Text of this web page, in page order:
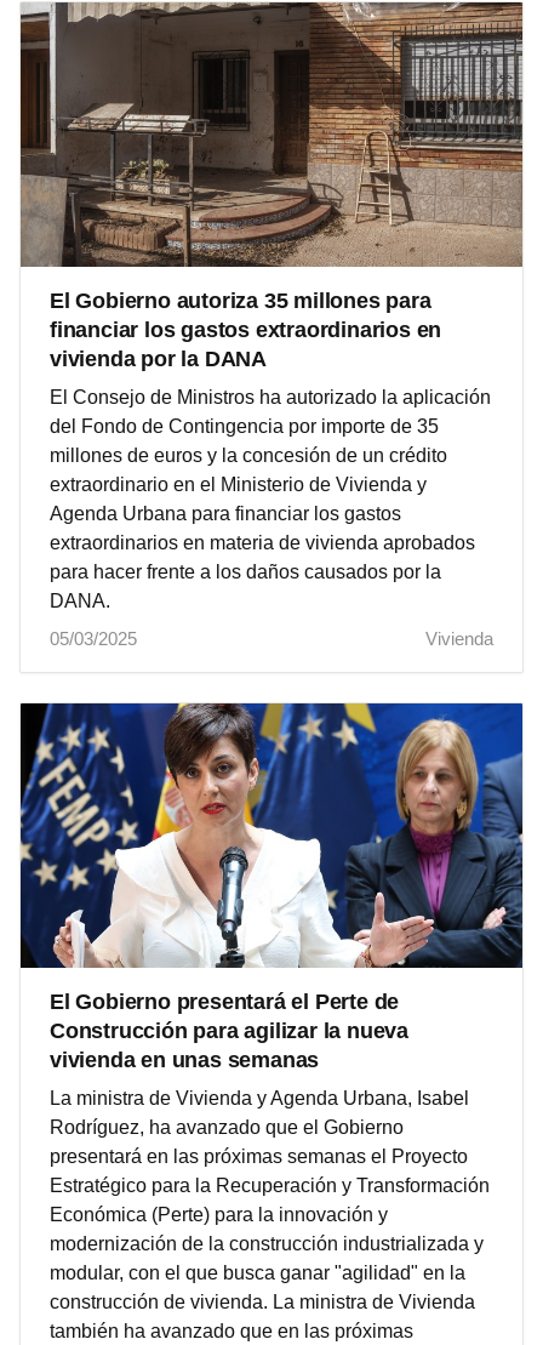
El Gobierno autoriza 35 millones para
financiar los gastos extraordinarios en
vivienda por la DANA
El Consejo de Ministros ha autorizado la aplicación
del Fondo de Contingencia por importe de 35
millones de euros y la concesión de un crédito
extraordinario en el Ministerio de Vivienda y
Agenda Urbana para financiar los gastos
extraordinarios en materia de vivienda aprobados
para hacer frente a los daños causados por la
DANA.
05/03/2025
Vivienda
El Gobierno presentará el Perte de
Construcción para agilizar la nueva
vivienda en unas semanas
La ministra de Vivienda y Agenda Urbana, Isabel
Rodríguez, ha avanzado que el Gobierno
presentará en las próximas semanas el Proyecto
Estratégico para la Recuperación y Transformación
Económica (Perte) para la innovación y
modernización de la construcción industrializada y
modular, con el que busca ganar "agilidad" en la
construcción de vivienda. La ministra de Vivienda
también ha avanzado que en las próximas